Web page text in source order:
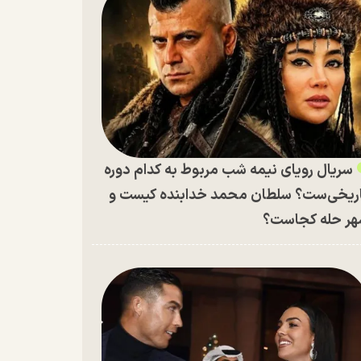
سریال رویای نیمه شب مربوط به کدام دوره
سلطان محمد خدابنده کیست و
حله کجاست؟